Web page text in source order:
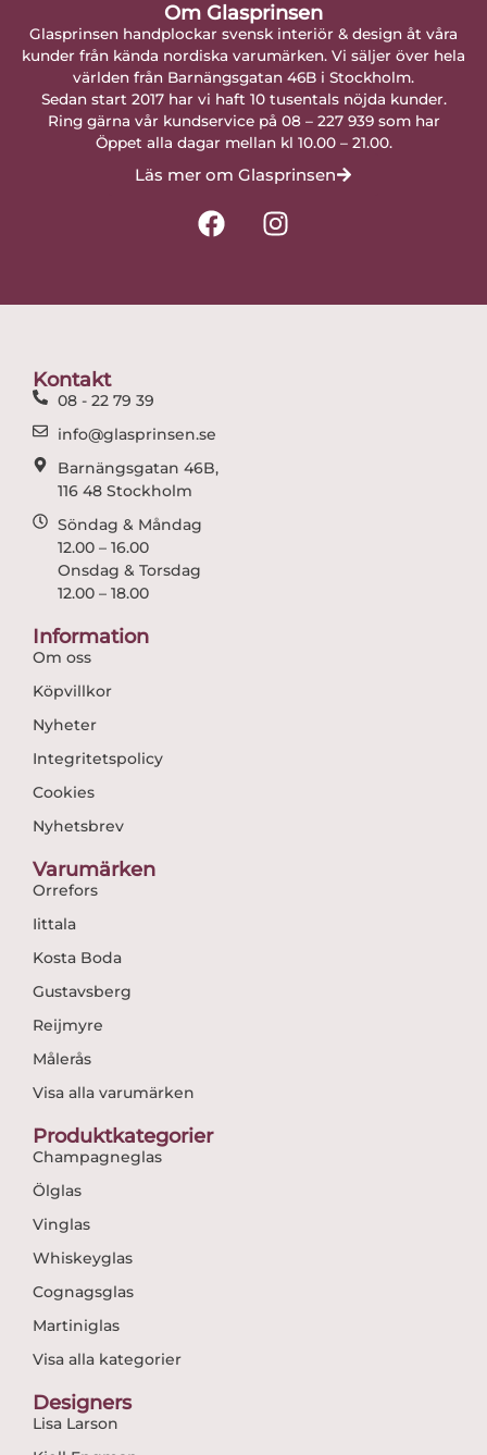
Om Glasprinsen
Glasprinsen handplockar svensk interiör & design åt våra
kunder från kända nordiska varumärken. Vi säljer över hela
världen från Barnängsgatan 46B i Stockholm.
Sedan start 2017 har vi haft 10 tusentals nöjda kunder.
Ring gärna vår kundservice på 08 – 227 939 som har
Öppet alla dagar mellan kl 10.00 – 21.00.
Läs mer om Glasprinsen
F
a
I
n
Kontakt
08 - 22 79 39
info@glasprinsen.se
Barnängsgatan 46B,
116 48 Stockholm
Söndag & Måndag
12.00 – 16.00
Onsdag & Torsdag
12.00 – 18.00
Information
Om oss
Köpvillkor
Nyheter
Integritetspolicy
Cookies
Nyhetsbrev
Varumärken
Orrefors
Iittala
Kosta Boda
Gustavsberg
Reijmyre
Målerås
Visa alla varumärken
Produktkategorier
Champagneglas
Ölglas
Vinglas
Whiskeyglas
Cognagsglas
Martiniglas
Visa alla kategorier
Designers
Lisa Larson